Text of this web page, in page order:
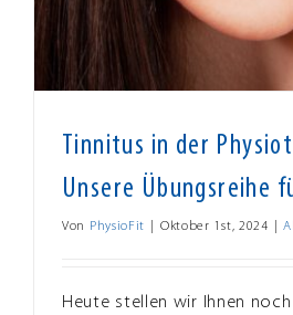
Tinnitus in der
Unsere Übungsreihe
Von PhysioFit Oktober 1st, 2024
Heute stellen wir Ihnen